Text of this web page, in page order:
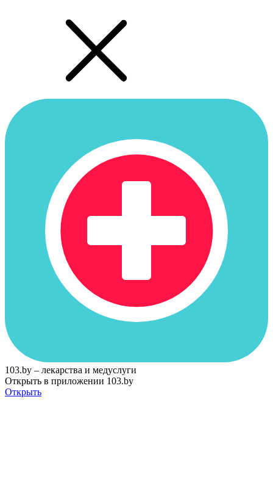
103.by – лекарства и медуслуги
Открыть в приложении 103.by
Открыть